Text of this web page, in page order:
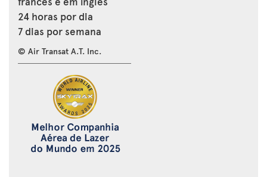
24 horas por dia
7 dias por semana
© Air Transat A.T. Inc.